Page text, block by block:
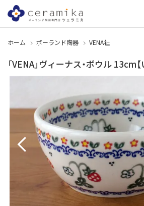
ホーム ポーランド陶器 VENA社
「VENA」ヴィーナス・ボウル 13cm